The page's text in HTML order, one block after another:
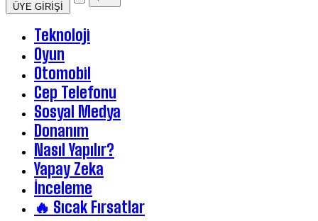
ÜYE GİRİŞİ
Teknoloji
Oyun
Otomobil
Cep Telefonu
Sosyal Medya
Donanım
Nasıl Yapılır?
Yapay Zeka
İnceleme
🔥 Sıcak Fırsatlar